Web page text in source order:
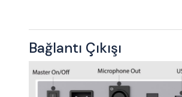
Bağlantı Çıkışı